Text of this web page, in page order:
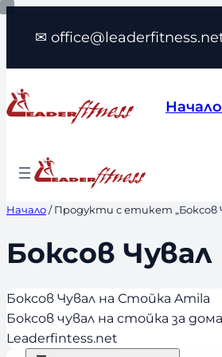
Към
съдържанието
✉
Начало
Начало/ Продукти с етикет „Боксов
Боксов
Боксов Чувал на Стойка Amila
Боксов чувал на стойка за
Leaderfintess.net